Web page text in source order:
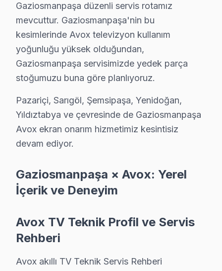
Avox Bakım Takvimi ve Maliyet Planlaması
Avox panel'lerin düzgün çalışabilmesi için
Gaziosmanpaşa'nın coğrafi konumu ve ulaşım ağı,
Avox set modellerinin Gaziosmanpaşa'daki dağılımı
Kış/Yaz Geçişinde Avox Sorunları
Gaziosmanpaşa bölgesinden gelen Avox TV'lerde en
1.Panel Arızası: Ekranda lekeler ve kararma. Neden:
4.Backlight Sorunu : Ekranın tam kararması ya da
5.Yazılım Problemi : Cihazın sık sık donması.
Gaziosmanpaşa düzenli servis rotamız
mevcuttur. Gaziosmanpaşa'nin bu
kesimlerinde Avox televizyon kullanım
yoğunluğu yüksek olduğundan,
Gaziosmanpaşa servisimizde yedek parça
stoğumuzu buna göre planlıyoruz.
Pazariçi, Sarıgöl, Şemsipaşa, Yenidoğan,
Yıldıztabya ve çevresinde de Gaziosmanpaşa
Avox ekran onarım hizmetimiz kesintisiz
devam ediyor.
Gaziosmanpaşa × Avox: Yerel
İçerik ve Deneyim
Avox TV Teknik Profil ve Servis
Rehberi
Avox akıllı TV Teknik Servis Rehberi